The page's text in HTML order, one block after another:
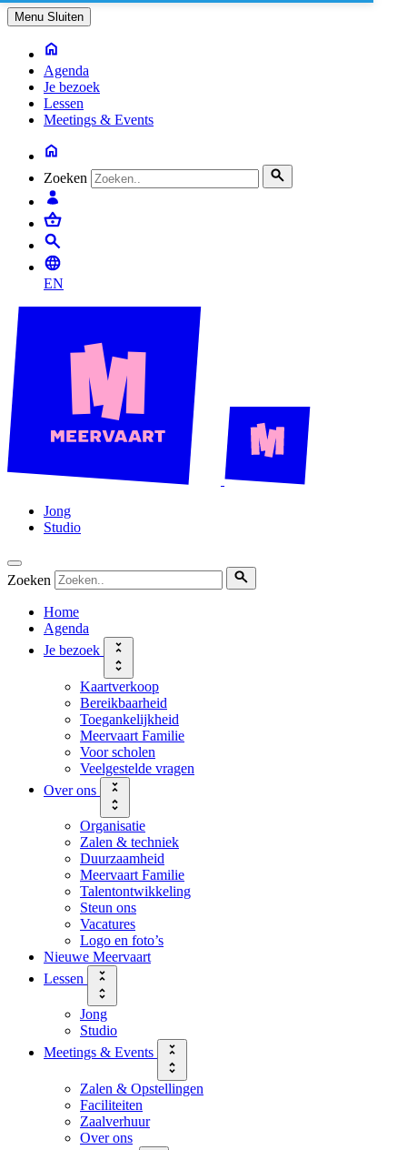
Menu Sluiten
Agenda
Je bezoek
Lessen
Meetings & Events
Zoeken
EN
Jong
Studio
Zoeken
Home
Agenda
Je bezoek
Kaartverkoop
Bereikbaarheid
Toegankelijkheid
Meervaart Familie
Voor scholen
Veelgestelde vragen
Over ons
Organisatie
Zalen & techniek
Duurzaamheid
Meervaart Familie
Talentontwikkeling
Steun ons
Vacatures
Logo en foto’s
Nieuwe Meervaart
Lessen
Jong
Studio
Meetings & Events
Zalen & Opstellingen
Faciliteiten
Zaalverhuur
Over ons